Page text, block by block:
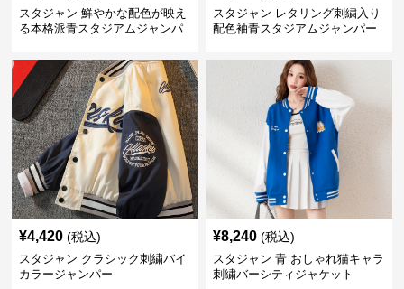
スタジャン 鮮やかな配色が映え
る本格派青スタジアムジャンパ
スタジャン レタリング刺繍入り
配色袖青スタジアムジャンパー
¥4,420 (税込)
スタジャン クラシック刺繍バイ
カラージャンパー
¥8,240 (税込)
スタジャン 青 おしゃれ猫キャラ
刺繍バーシティジャケット